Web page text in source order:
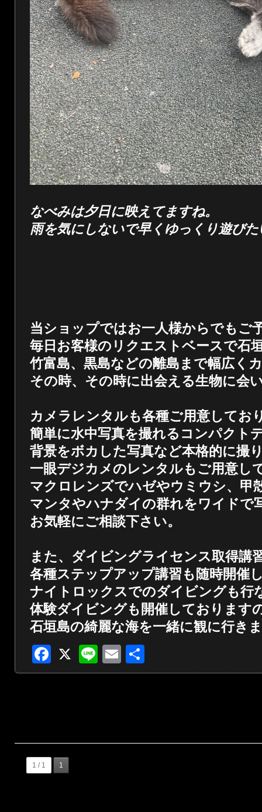
なべみは夕日に映えてますね。
雨を気にしないで早くゆっくり遊び
当ショップではお一人様からでもご
毎日お客様のリクエストベースで石
竹富島、黒島などの離島まで幅広く
その時、その時に出会える生物に会
カメラレンタルも各種ご用意してお
簡単に水中写真を撮れるコンパクト
背景をボカした写真など本格的に撮
一眼デジカメのレンタルもご用意し
マクロレンズでハゼやウミウシ、甲
マンタやハナダイの群れをワイドで
お気軽にご相談下さい。
また、ダイビングライセンス取得講
各種ステップアップ講習も随時開催
ナイトロックスでのダイビングも行
体験ダイビングも開催しております
石垣島の綺麗な海を一緒に観に行き
Facebook
X LineEmail
有
1 / 1 1